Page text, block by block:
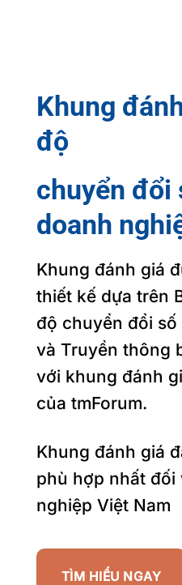
Khung
độ
chuyển đổi
doanh
Khung đánh giá
thiết kế dựa trên
độ chuyển đổi
và Truyền thông
với khung đánh
của tmForum.
Khung đánh giá
phù hợp nhất đối
nghiệp Việt Nam
TÌM HIỂU NGAY